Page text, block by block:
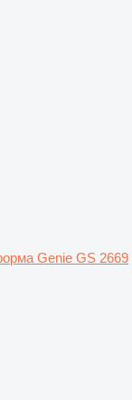
Genie GS 2669